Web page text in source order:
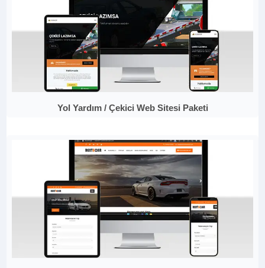
Yol Yardım / Çekici Web Sitesi Paketi